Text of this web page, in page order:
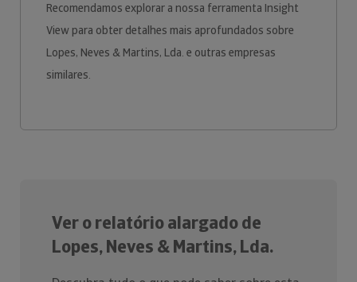
Recomendamos explorar a nossa ferramenta Insight
View para obter detalhes mais aprofundados sobre
Lopes, Neves & Martins, Lda. e outras empresas
similares.
Ver o relatório alargado de
Lopes, Neves & Martins, Lda.